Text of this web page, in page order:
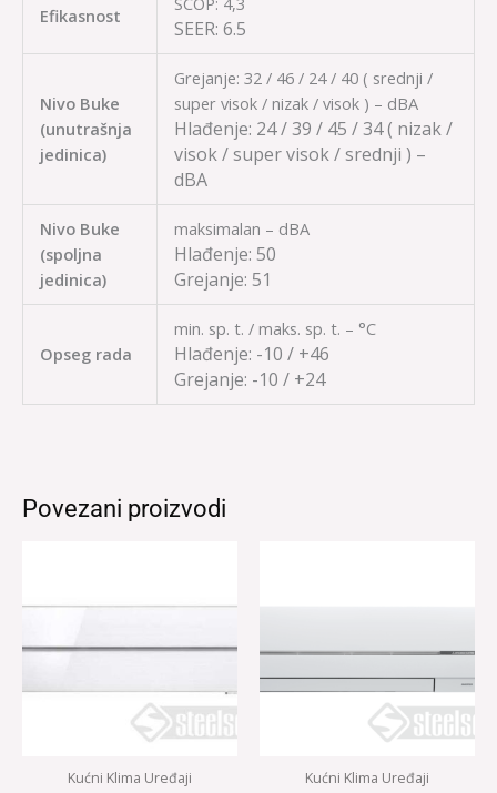
Efikasnost
SEER: 6.5
Nivo Buke
(unutrašnja
jedinica)
Grejanje: 32 / 46 / 24 / 40 ( srednji /
super visok / nizak / visok ) – dBA
Hlađenje: 24 / 39 / 45 / 34( nizak /
visok / super visok / srednji ) –
dBA
Nivo Buke
(spoljna
jedinica)
maksimalan – dBA
Hlađenje: 50
Grejanje: 51
Opseg rada
min. sp. t. / maks. sp. t. – °C
Hlađenje: -10 / +46
Grejanje: -10 / +24
Povezani proizvodi
Kućni Klima Uređaji Kućni Klima Uređaji